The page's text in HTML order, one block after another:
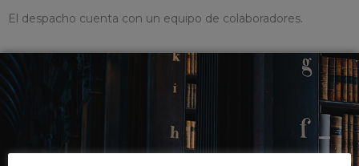
El despacho cuenta con un equipo de colaboradores.